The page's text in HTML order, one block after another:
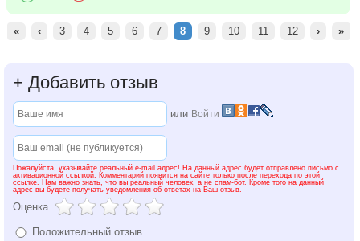
« ‹ 3 4 5 6 7 8 9 10 11 12 › »
+ Добавить отзыв
или Войти
Пожалуйста, указывайте реальный e-mail адрес! На данный адрес будет отправлено письмо с
активационной ссылкой. Комментарий появится на сайте только после перехода по этой
ссылке. Нам важно знать, что вы реальный человек, а не спам-бот. Кроме того на данный
адрес вы будете получать уведомления об ответах на Ваш отзыв.
Оценка
Положительный отзыв